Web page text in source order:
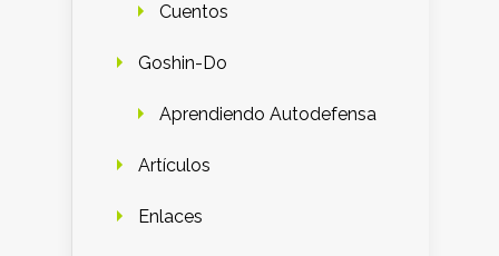
Cuentos
Goshin-Do
Aprendiendo Autodefensa
Artículos
Enlaces